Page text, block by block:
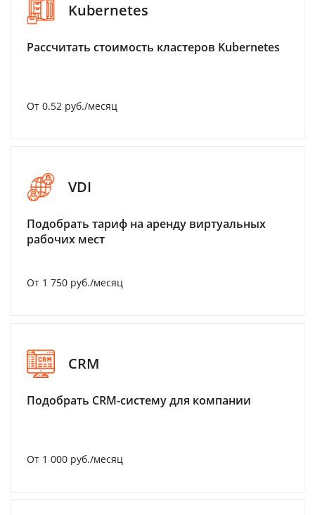
Kubernetes
Рассчитать стоимость кластеров Kubernetes
От 0.52 руб./месяц
VDI
Подобрать тариф на аренду виртуальных
рабочих мест
От 1 750 руб./месяц
CRM
Подобрать CRM-систему для компании
От 1 000 руб./месяц